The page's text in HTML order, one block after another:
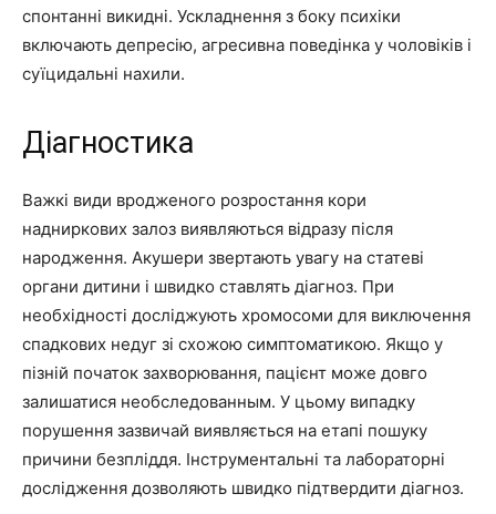
спонтанні викидні. Ускладнення з боку психіки
включають депресію, агресивна поведінка у чоловіків і
суїцидальні нахили.
Діагностика
Важкі види вродженого розростання кори
надниркових залоз виявляються відразу після
народження. Акушери звертають увагу на статеві
органи дитини і швидко ставлять діагноз. При
необхідності досліджують хромосоми для виключення
спадкових недуг зі схожою симптоматикою. Якщо у
пізній початок захворювання, пацієнт може довго
залишатися необследованным. У цьому випадку
порушення зазвичай виявляється на етапі пошуку
причини безпліддя. Інструментальні та лабораторні
дослідження дозволяють швидко підтвердити діагноз.